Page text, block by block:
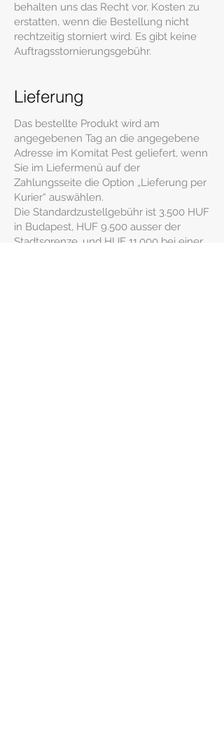
behalten uns das Recht vor, Kosten zu
erstatten, wenn die Bestellung nicht
rechtzeitig storniert wird. Es gibt keine
Auftragsstornierungsgebühr.
Lieferung
Das bestellte Produkt wird am
angegebenen Tag an die angegebene
Adresse im Komitat Pest geliefert, wenn
Sie im Liefermenü auf der
Zahlungsseite die Option „Lieferung per
Kurier“ auswählen.
Die Standardzustellgebühr ist 3.500 HUF
in Budapest, HUF 9.500 ausser der
Stadtsgrenze, und HUF 11.000 bei einer